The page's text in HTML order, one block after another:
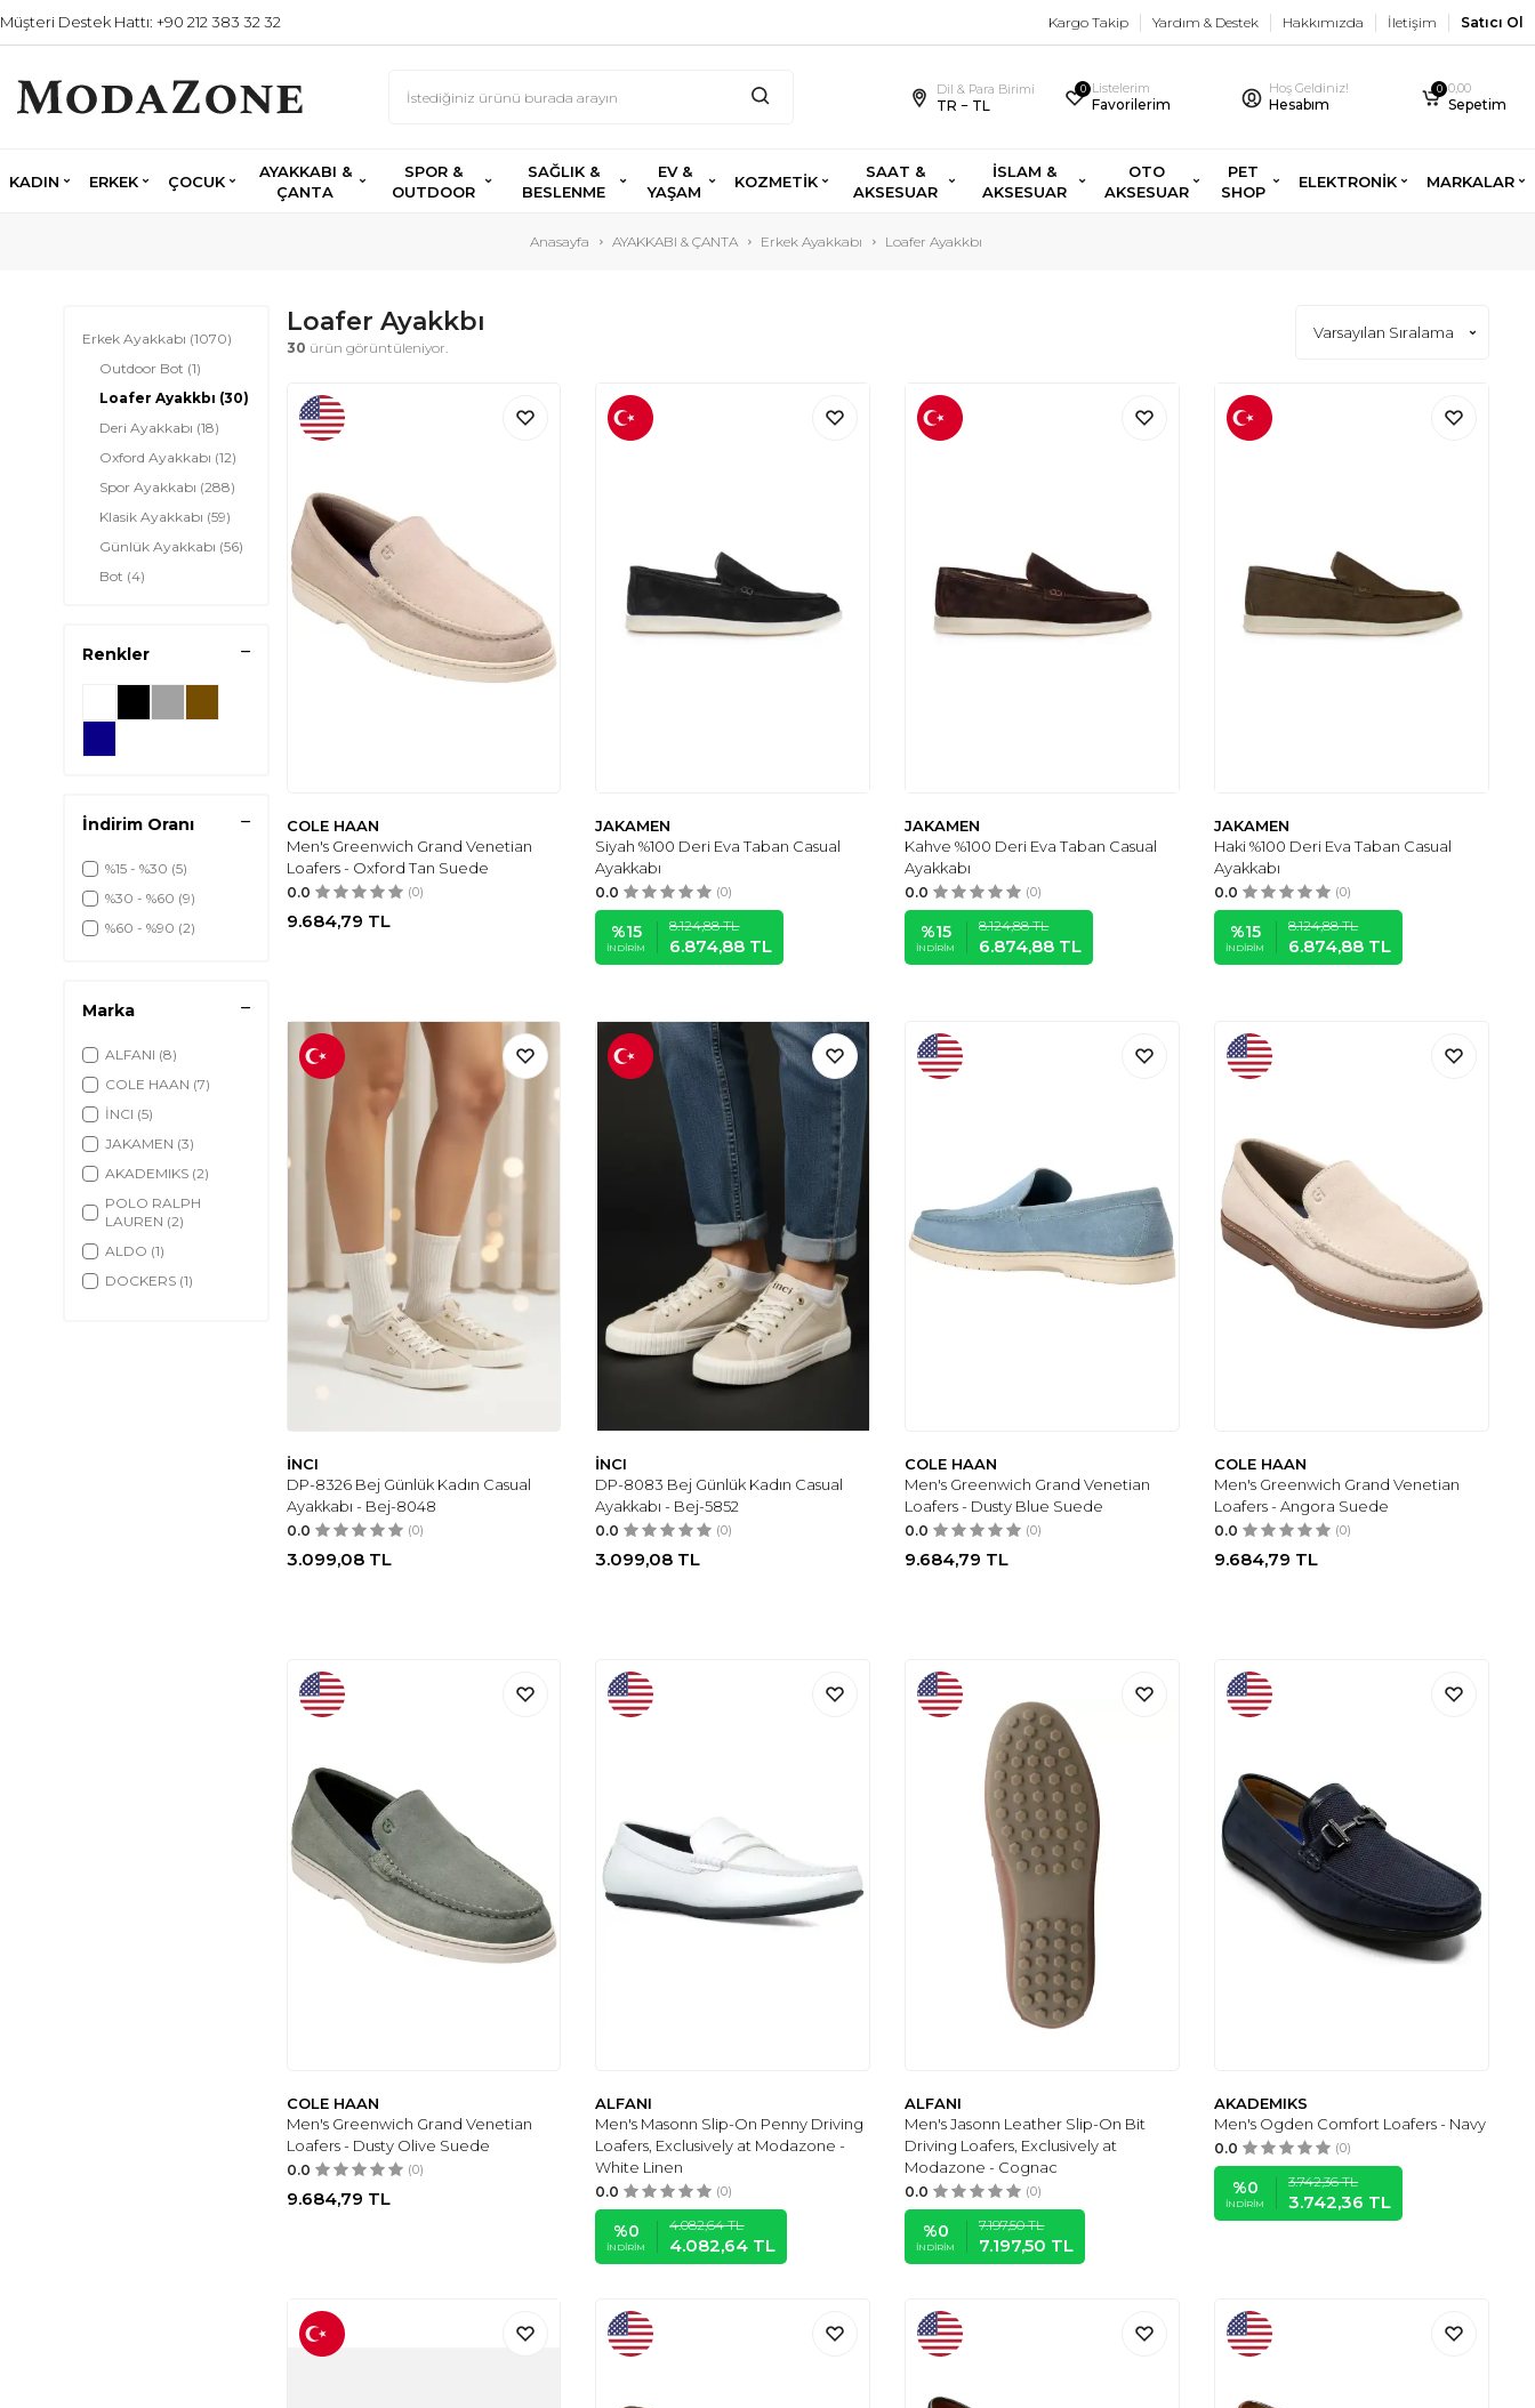
Müşteri Destek Hattı: +90 212 383 32 32 Kargo Takip Yardım & Destek Hakkımızda İletişim Satıcı Ol
Dil & Para Birimi
TR − TL
0 Listelerim
Favorilerim
Hoş Geldiniz!
Hesabım
0 0,00
Sepetim
KADIN ERKEK ÇOCUK
AYAKKABI &
ÇANTA
SPOR &
OUTDOOR
SAĞLIK &
BESLENME
EV &
YAŞAM
KOZMETİK
SAAT &
AKSESUAR
İSLAM &
AKSESUAR
OTO
AKSESUAR
PET
SHOP
ELEKTRONİK MARKALAR
Anasayfa AYAKKABI & ÇANTA Erkek Ayakkabı Loafer Ayakkbı
Erkek Ayakkabı (1070)
Outdoor Bot (1)
Loafer Ayakkbı (30)
Deri Ayakkabı (18)
Oxford Ayakkabı (12)
Spor Ayakkabı (288)
Klasik Ayakkabı (59)
Günlük Ayakkabı (56)
Bot (4)
Koşu Ayakkabısı
Sneakers(673)
Renkler
İndirim Oranı
%15 - %30 (5)
%30 - %60 (9)
%60 - %90 (2)
Marka
ALFANI (8)
COLE HAAN (7)
İNCI (5)
JAKAMEN (3)
AKADEMIKS (2)
POLO RALPH
LAUREN (2)
ALDO (1)
DOCKERS (1)
Loafer Ayakkbı
30 ürün görüntüleniyor.
COLE HAAN
Men's Greenwich Grand Venetian
Loafers - Oxford Tan Suede
0.0 (0)
9.684,79 TL
JAKAMEN
Siyah %100 Deri Eva Taban Casual
Ayakkabı
0.0 (0)
%15
İNDIRIM
8.124,88TL
6.874,88 TL
JAKAMEN
Kahve %100 Deri Eva Taban Casual
Ayakkabı
0.0 (0)
%15
İNDIRIM
8.124,88TL
6.874,88 TL
JAKAMEN
Haki %100 Deri Eva Taban Casual
Ayakkabı
0.0 (0)
%15
İNDIRIM
8.124,88TL
6.874,88 TL
İNCI
DP-8326 Bej Günlük Kadın Casual
Ayakkabı - Bej-8048
0.0 (0)
3.099,08TL
İNCI
DP-8083 Bej Günlük Kadın Casual
Ayakkabı - Bej-5852
0.0 (0)
3.099,08 TL
COLE HAAN
Men's Greenwich Grand Venetian
Loafers - Dusty Blue Suede
0.0 (0)
9.684,79 TL
COLE HAAN
Men's Greenwich Grand Venetian
Loafers - Angora Suede
0.0 (0)
9.684,79 TL
COLE HAAN
Men's Greenwich Grand Venetian
Loafers - Dusty Olive Suede
0.0 (0)
9.684,79 TL
ALFANI
Men's Masonn Slip-On Penny Driving
Loafers, Exclusively at Modazone -
White Linen
0.0 (0)
%0
İNDIRIM
4.082,64TL
4.082,64 TL
ALFANI
Men's Jasonn Leather Slip-On Bit
Driving Loafers, Exclusively at
Modazone - Cognac
0.0 (0)
%0
İNDIRIM
7.197,50TL
7.197,50 TL
AKADEMIKS
Men's Ogden Comfort Loafers - Navy
0.0 (0)
%0
İNDIRIM
3.742,36TL
3.742,36 TL